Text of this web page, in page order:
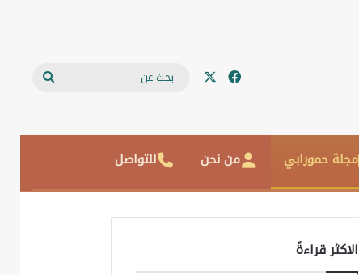
فيسبوك
مجلة حمورابي من نحن للتواصل
الاكثر قراءةً